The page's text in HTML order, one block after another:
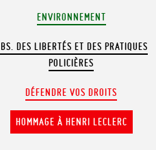
ENVIRONNEMENT
DES LIBERTÉS ET DES PRATIQUES
POLICIÈRES
DÉFENDRE VOS DROITS
HOMMAGE À HENRI LECLERC